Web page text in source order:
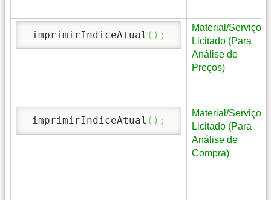
imprimirIndiceAtual ( ) ;
Material/Serviço
Licitado (Para
Análise de
Preços)
imprimirIndiceAtual ( ) ;
Material/Serviço
Licitado (Para
Análise de
Compra)